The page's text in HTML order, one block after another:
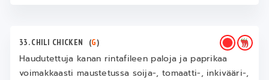
33. CHILI CHICKEN (G)
Haudutettuja kanan rintafileen paloja ja paprikaa
voimakkaasti maustetussa soija-, tomaatti-, inkivääri-,